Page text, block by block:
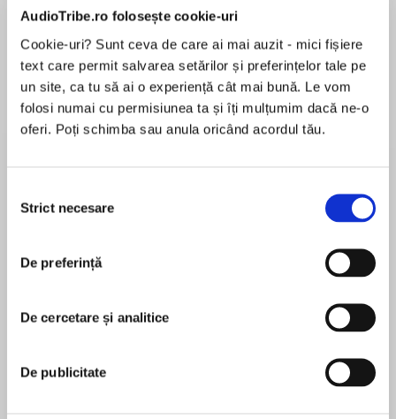
AudioTribe.ro folosește cookie-uri
Cookie-uri? Sunt ceva de care ai mai auzit - mici fișiere
text care permit salvarea setărilor și preferințelor tale pe
un site, ca tu să ai o experiență cât mai bună. Le vom
folosi numai cu permisiunea ta și îți mulțumim dacă ne-o
oferi. Poți schimba sau anula oricând acordul tău.
consimțământului
Strict necesare
De preferință
De cercetare și analitice
De publicitate
Elita de Argint (Elita
Diavolul se îmbracă de
Migdală
Sohn Won-pyung
Orașul Sfânt – o saga a comorilor biblice,
Vreme de un secol și jumătate, Ierusalimul a
căutători de comori și misionari, arheologi și
entuziaști, toți avizi să aducă la lumină trecutul
Acțiunile lor au avut efecte profunde, nu numai
În acest moment nu există recenzii